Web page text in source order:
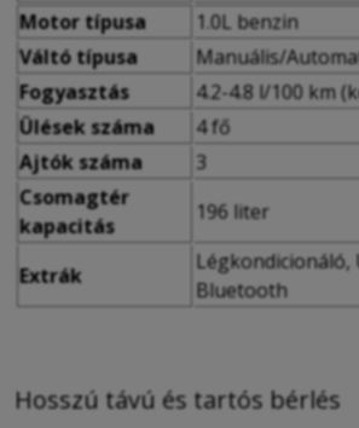
Motor típusa
1.0L benzin
Váltó típusa
Manuális/
Fogyasztás
4.2-4.8 l/100 km
Ülések száma
4 fő
Ajtók száma
3
Csomagtér
kapacitás
196 liter
Extrák
Légkondicionáló,
Bluetooth
Hosszú távú és tartós bérlés